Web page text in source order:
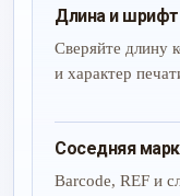
Длина и шрифт
Сверяйте длину
и характер
Соседняя
Barcode, REF и